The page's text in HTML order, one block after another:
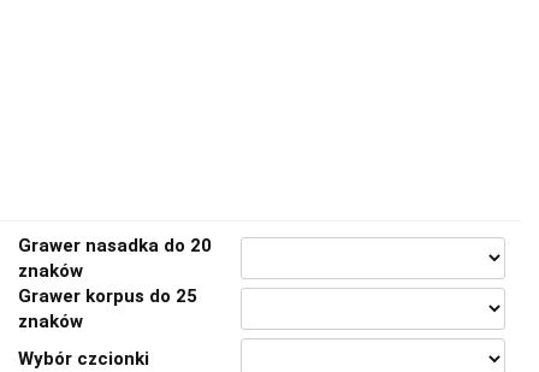
Grawer nasadka do 20
znaków
Grawer korpus do 25
znaków
Wybór czcionki